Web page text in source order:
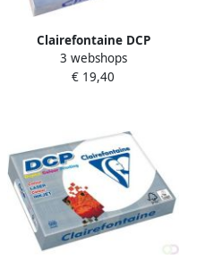
Clairefontaine DCP
presentatiepapier A3 100 g
pak van 500 vel
3 webshops
€ 19,40